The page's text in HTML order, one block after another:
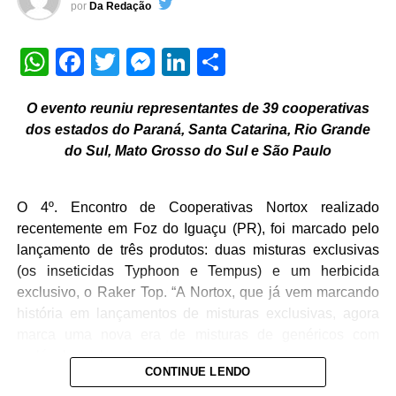
assegurados todos os direitos decorrentes da titulação.
“O pós-Reurb é uma etapa decisiva. A regularização
precisa continuar sendo acompanhada para que os
ordenamento urbano, consolidar a segurança jurídica das
famílias e ampliar os benefícios sociais, urbanísticos e
econômicos gerados por esse processo”, afirmou
Além de garantir segurança jurídica aos moradores, a
Regularização Fundiária Urbana tem sido apontada
como um instrumento capaz de reduzir desigualdades e
impulsionar o desenvolvimento local.
de folião
por Da Redação
WhatsApp
Facebook
TwitterMessenger
LinkedIn
O evento reuniu representantes de 39 cooperativas
dos estados do Paraná, Santa Catarina, Rio Grande
do Sul, Mato Grosso do Sul e São Paulo
O 4º. Encontro de Cooperativas Nortox realizado
recentemente em Foz do Iguaçu (PR), foi marcado pelo
lançamento de três produtos: duas misturas exclusivas
(os inseticidas Typhoon e Tempus) e um herbicida
exclusivo, o Raker Top. “A Nortox, que já vem marcando
história em lançamentos de misturas exclusivas, agora
moléculas sob patente. Isso demonstra mais uma vez que
a empresa tem sua estratégia bem definida. O
CONTINUE LENDO